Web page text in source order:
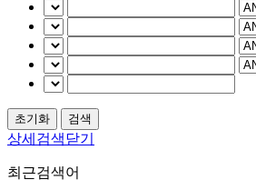
상세검색닫기
최근검색어